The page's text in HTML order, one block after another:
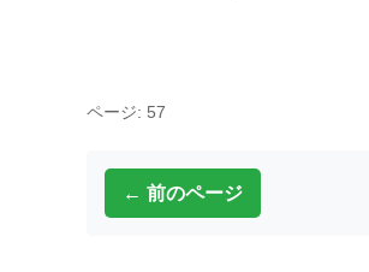
ページ: 57
← 前のページ